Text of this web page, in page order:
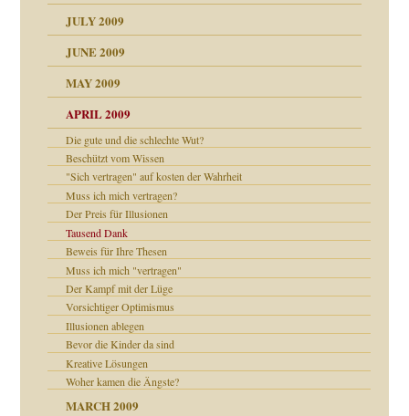
JULY 2009
JUNE 2009
MAY 2009
APRIL 2009
Die gute und die schlechte Wut?
Beschützt vom Wissen
"Sich vertragen" auf kosten der Wahrheit
Muss ich mich vertragen?
Der Preis für Illusionen
Tausend Dank
Beweis für Ihre Thesen
Muss ich mich "vertragen"
Der Kampf mit der Lüge
Vorsichtiger Optimismus
Illusionen ablegen
Bevor die Kinder da sind
Kreative Lösungen
Woher kamen die Ängste?
MARCH 2009